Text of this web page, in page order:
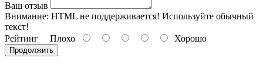
Ваш отзыв
Внимание: HTML не поддерживается! Используйте обычный
текст!
Рейтинг Плохо Хорошо
Продолжить